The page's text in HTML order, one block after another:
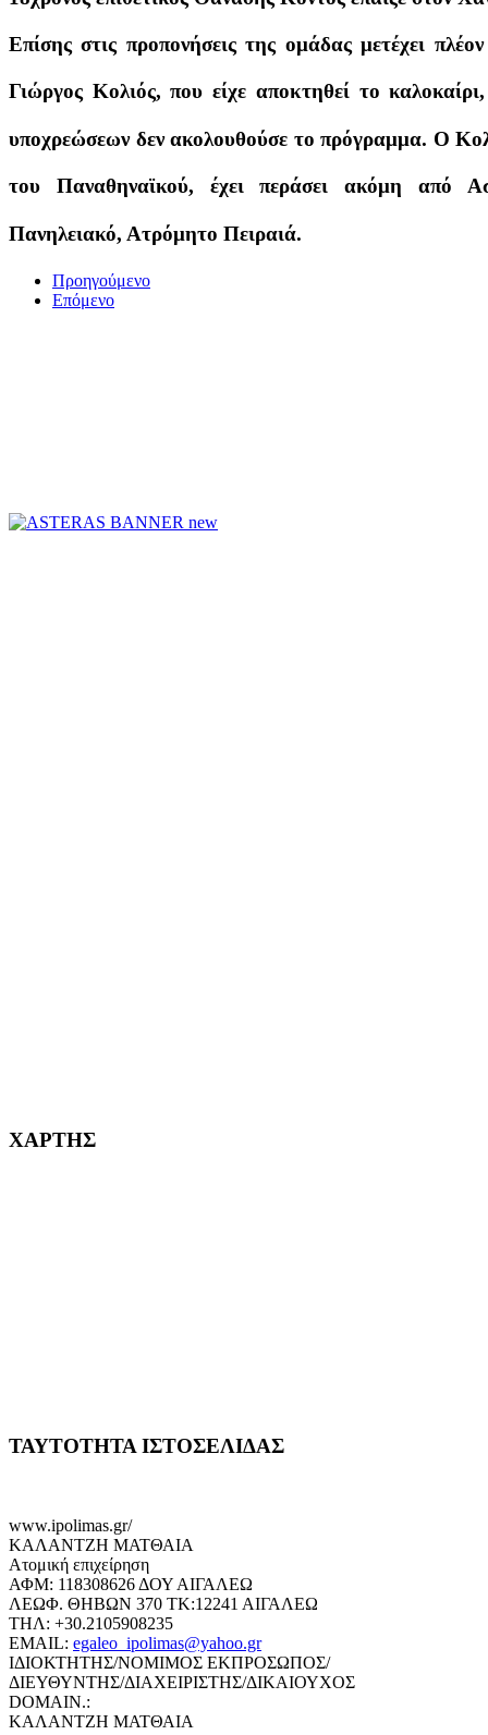
Επίσης στις προπονήσεις της ομάδας μετέχει
Γιώργος Κολιός, που είχε αποκτηθεί το
υποχρεώσεων δεν ακολουθούσε το πρόγραμμα. Ο
του Παναθηναϊκού, έχει περάσει ακόμη από
Πανηλειακό, Ατρόμητο Πειραιά.
Προηγούμενο
Επόμενο
ΧΑΡΤΗΣ
ΤΑΥΤΟΤΗΤΑ ΙΣΤΟΣΕΛΙΔΑΣ
www.ipolimas.gr/
ΚΑΛΑΝΤΖΗ ΜΑΤΘΑΙΑ
Ατομική επιχείρηση
ΑΦΜ: 118308626 ΔΟΥ ΑΙΓΑΛΕΩ
ΛΕΩΦ. ΘΗΒΩΝ 370 ΤΚ:12241 ΑΙΓΑΛΕΩ
ΤΗΛ: +30.2105908235
EMAIL: egaleo_ipolimas@yahoo.gr
ΙΔΙΟΚΤΗΤΗΣ/ΝΟΜΙΜΟΣ ΕΚΠΡΟΣΩΠΟΣ/
ΔΙΕΥΘΥΝΤΗΣ/ΔΙΑΧΕΙΡΙΣΤΗΣ/ΔΙΚΑΙΟΥΧΟΣ
DOMAIN.:
ΚΑΛΑΝΤΖΗ ΜΑΤΘΑΙΑ